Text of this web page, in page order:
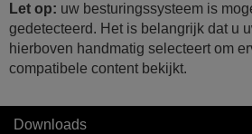
Let op: uw besturingssysteem is
gedetecteerd. Het is belangrijk dat u
hierboven handmatig selecteert om
compatibele content bekijkt.
Downloads